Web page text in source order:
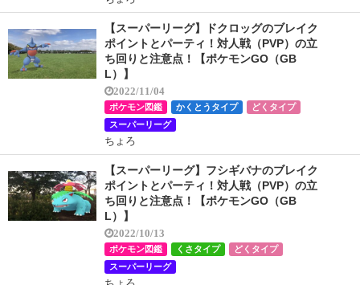
【スーパーリーグ】ドクロッグのブレイク
ポイントとパーティ！対人戦（PVP）の立
ち回りと注意点！【ポケモンGO（GB
L）】
2022/11/04
ポケモン図鑑 かくとうタイプ
どくタイプ
スーパーリーグ
ちょろ
【スーパーリーグ】フシギバナのブレイク
ポイントとパーティ！対人戦（PVP）の立
ち回りと注意点！【ポケモンGO（GB
L）】
2022/10/13
ポケモン図鑑 くさタイプ
どくタイプ
スーパーリーグ